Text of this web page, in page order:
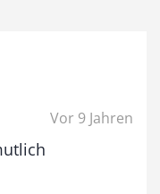
Vor 9 Jahren